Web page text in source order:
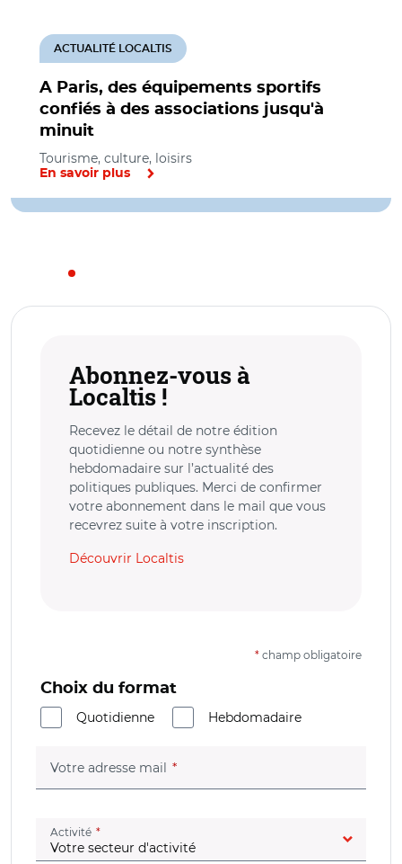
A Paris, des équipements sportifs
confiés à des associations jusqu'à
minuit
ACTUALITÉ LOCALTIS
Tourisme, culture, loisirs
En savoir plus
Abonnez-vous à
Localtis !
Recevez le détail de notre édition
quotidienne ou notre synthèse
hebdomadaire sur l’actualité des
politiques publiques. Merci de confirmer
votre abonnement dans le mail que vous
recevrez suite à votre inscription.
Découvrir Localtis
* champ obligatoire
Choix du format
Quotidienne
Hebdomadaire
Votre adresse mail (champ obligatoire)
Activité (champ obligatoire)